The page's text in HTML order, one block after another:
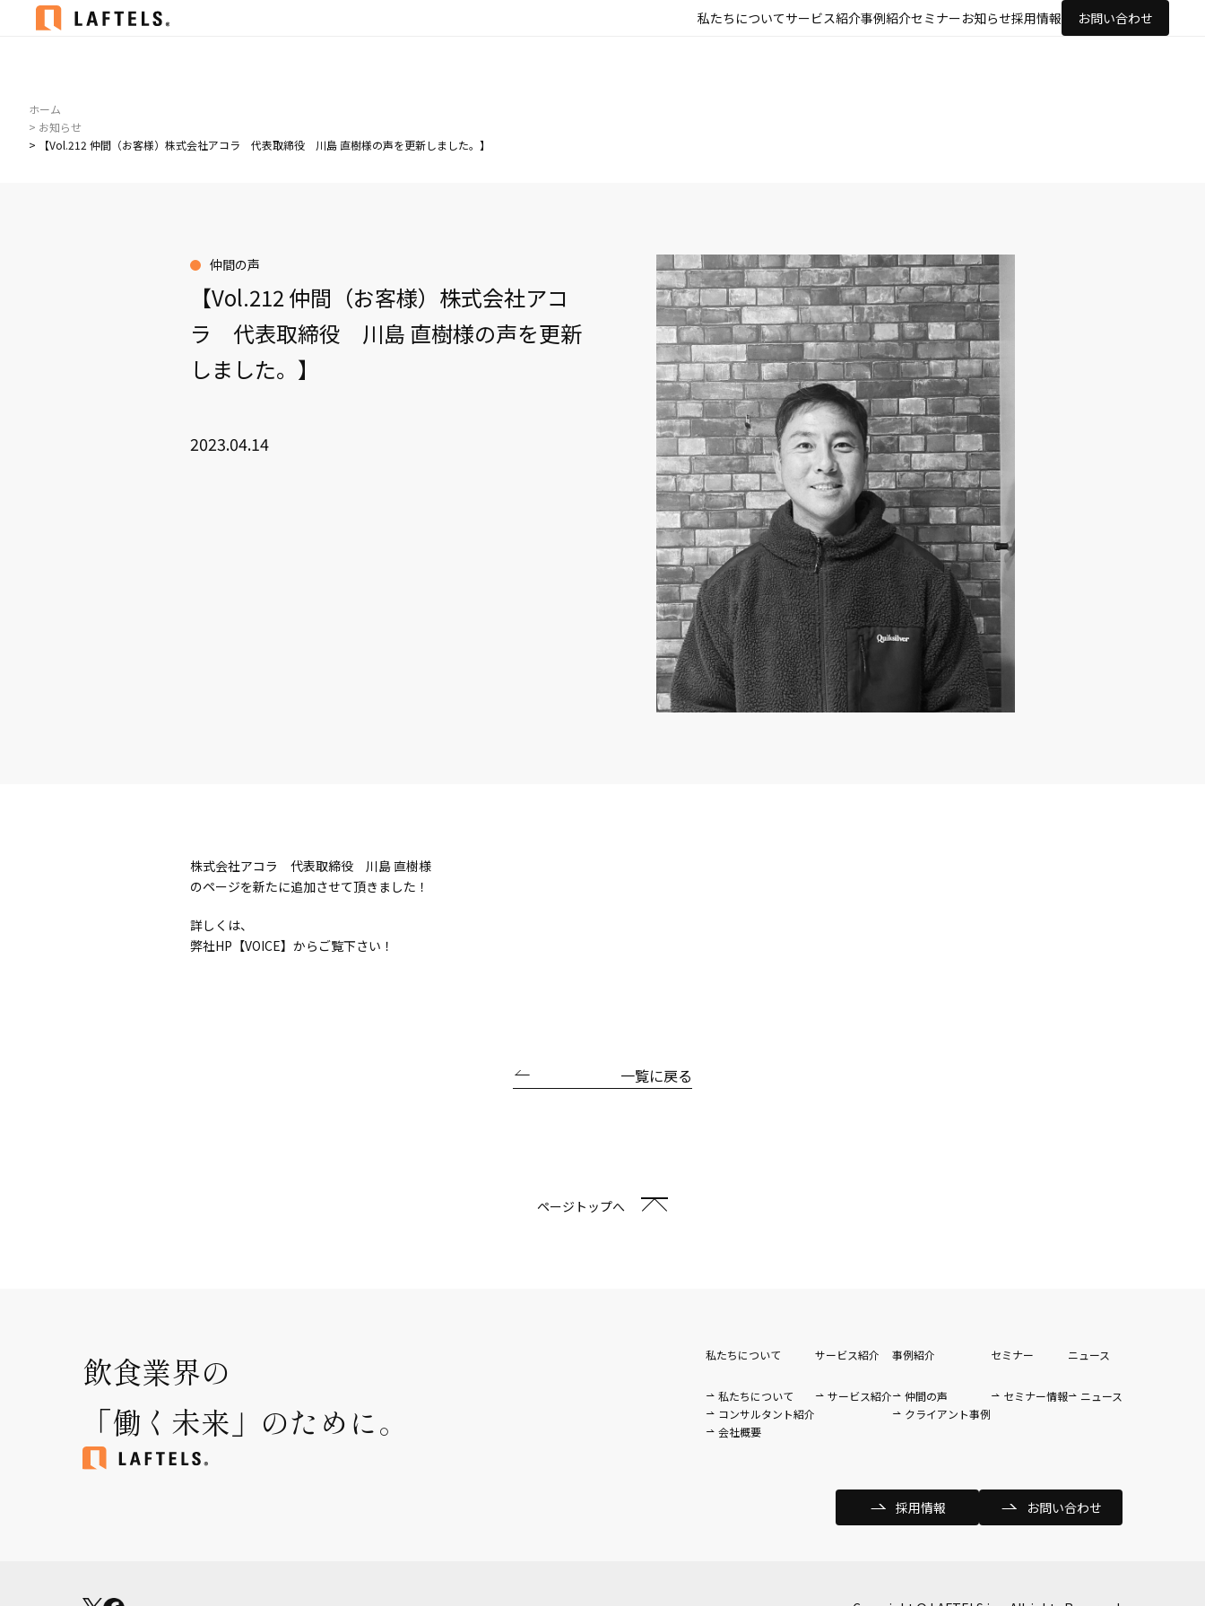
私たちについてサービス紹介事例紹介セミナーお知らせ採用情報 お問い合わせ
ホーム
> お知らせ
> 【Vol.212 仲間（お客様）株式会社アコラ 代表取締役 川島 直樹様の声を更新しました。】
仲間の声
【Vol.212 仲間（お客様）株式会社アコ
ラ 代表取締役 川島 直樹様の声を更新
しました。】
2023.04.14
株式会社アコラ 代表取締役 川島 直樹様
のページを新たに追加させて頂きました！
詳しくは、
弊社HP 【VOICE】 からご覧下さい！
一覧に戻る
ページトップへ
飲食業界の
「働く未来」のために。
私たちについて
私たちについて
コンサルタント紹介
会社概要
サービス紹介
サービス紹介
事例紹介
仲間の声
クライアント事例
セミナー
セミナー情報
ニュース
ニュース
採用情報 お問い合わせ